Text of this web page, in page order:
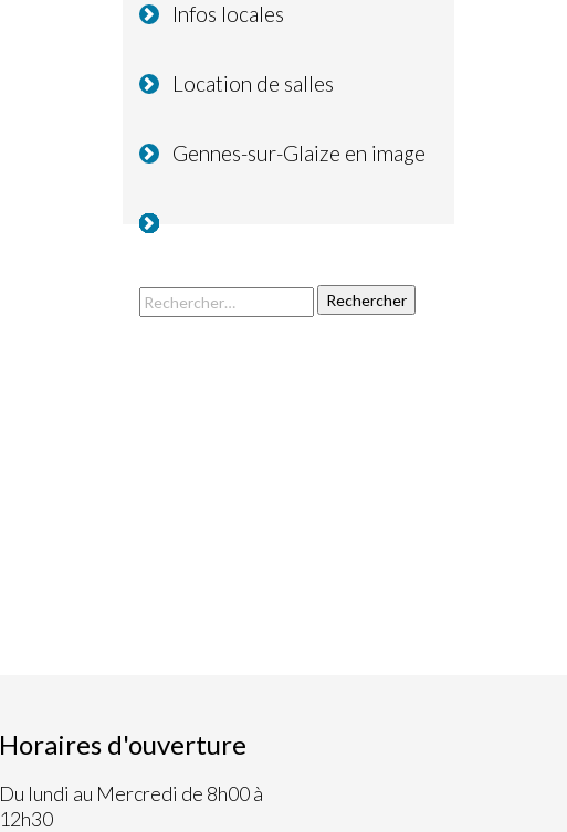
Infos locales
Location de salles
Gennes-sur-Glaize en image
Horaires d'ouverture
Du lundi au Mercredi de 8h00 à
12h30